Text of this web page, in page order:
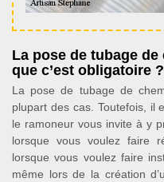
La pose de tubage
que c’est obligatoire ?
La pose de tubage de
plupart des cas. Toutefois, il
le ramoneur vous invite à y
lorsque vous voulez faire
lorsque vous voulez faire
même lors de la création